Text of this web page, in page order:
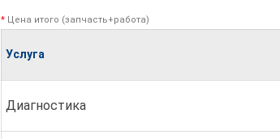
*Цена итого (запчасть+работа)
Услуга
Диагностика